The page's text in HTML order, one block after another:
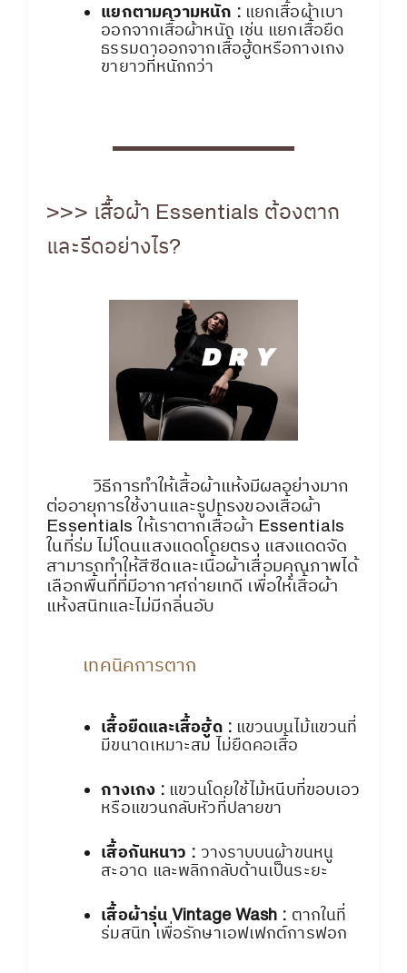
แยกตามความหนัก : แยกเสื้อผ้าเบา
ออกจากเสื้อผ้าหนัก เช่น แยกเสื้อยืด
ธรรมดาออกจากเสื้อฮู้ดหรือกางเกง
ขายาวที่หนักกว่า
>>> เสื้อผ้า Essentials ต้องตาก
และรีดอย่างไร?
วิธีการทำให้เสื้อผ้าแห้งมีผลอย่างมาก
ต่ออายุการใช้งานและรูปทรงของเสื้อผ้า
Essentials ให้เราตากเสื้อผ้า Essentials
ในที่ร่ม ไม่โดนแสงแดดโดยตรง แสงแดดจัด
สามารถทำให้สีซีดและเนื้อผ้าเสื่อมคุณภาพได้
เลือกพื้นที่ที่มีอากาศถ่ายเทดี เพื่อให้เสื้อผ้า
แห้งสนิทและไม่มีกลิ่นอับ
เทคนิคการตาก
เสื้อยืดและเสื้อฮู้ด : แขวนบนไม้แขวนที่
มีขนาดเหมาะสม ไม่ยืดคอเสื้อ
กางเกง : แขวนโดยใช้ไม้หนีบที่ขอบเอว
หรือแขวนกลับหัวที่ปลายขา
เสื้อกันหนาว : วางราบบนผ้าขนหนู
สะอาด และพลิกกลับด้านเป็นระยะ
เสื้อผ้ารุ่น Vintage Wash : ตากในที่
ร่มสนิท เพื่อรักษาเอฟเฟกต์การฟอก